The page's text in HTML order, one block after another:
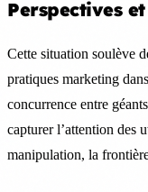
Perspectives
Cette situation soulève
pratiques marketing
concurrence entre
capturer l’attention des
manipulation, la